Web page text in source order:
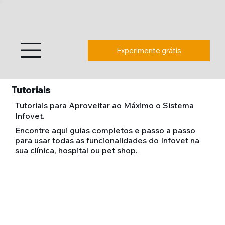
Experimente grátis
Tutoriais
Tutoriais para Aproveitar ao Máximo o Sistema
Infovet.
Encontre aqui guias completos e passo a passo
para usar todas as funcionalidades do Infovet na
sua clínica, hospital ou pet shop.